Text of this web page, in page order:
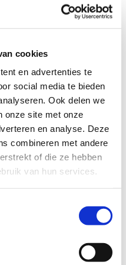
cookies
en advertenties te
social media te bieden
Ook delen we
onze site met onze
en analyse. Deze
combineren met andere
of die ze hebben
van hun services.
voor kinderen
de gemeenten. Wij
met gemeente Gooi
Blaricum, Huizen,
diverse gemeenten
op de betreffende
de voorwaarden zijn om
te komen.
mogelijk zonder